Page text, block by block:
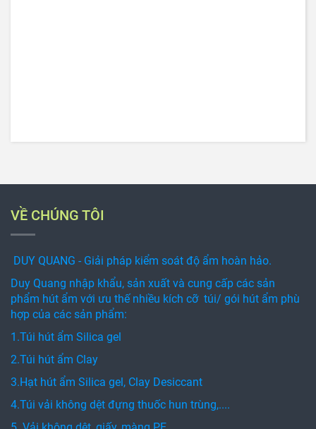
VỀ CHÚNG TÔI
DUY QUANG - Giải pháp kiểm soát độ ẩm hoàn hảo.
Duy Quang nhập khẩu, sản xuất và cung cấp các sản
phẩm hút ẩm với ưu thế nhiều kích cỡ túi/ gói hút ẩm phù
hợp của các sản phẩm:
1.Túi hút ẩm Silica gel
2.Túi hút ẩm Clay
3.Hạt hút ẩm Silica gel, Clay Desiccant
4.Túi vải không dệt đựng thuốc hun trùng,....